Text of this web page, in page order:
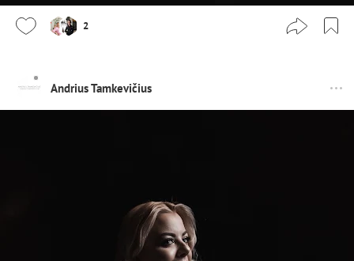
2
Andrius Tamkevičius